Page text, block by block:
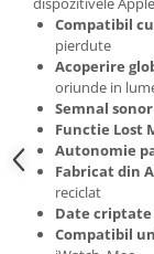
Camasi
Pantaloni
Pantaloni cu
Hanorace
Jachete
Impermeabile
Veste
Reflectorizante
Incaltaminte
Compatibil
pierdute
Acoperire
oriunde in
Semnal
Functie Lost
Autonomie
Fabricat din
reciclat
Date criptate
Compatibil